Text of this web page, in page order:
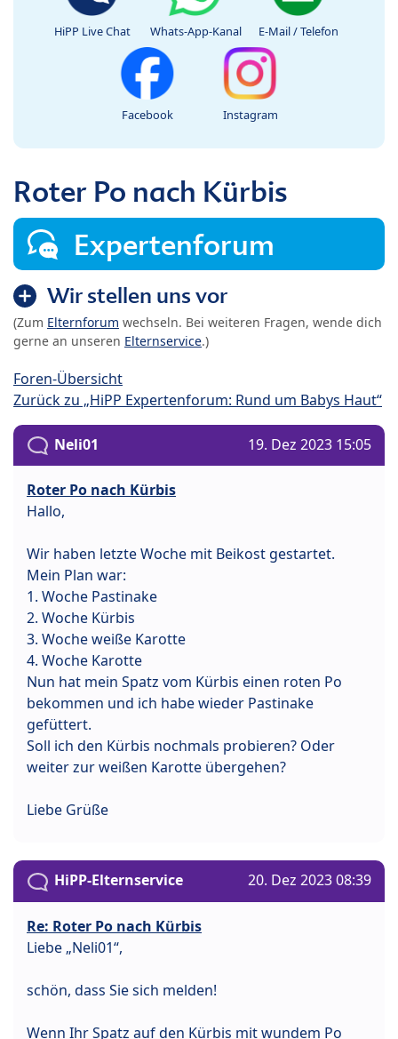
HiPP Live Chat Whats-App-Kanal E-Mail / Telefon
Facebook Instagram
Roter Po nach Kürbis
Expertenforum
Wir stellen uns vor
(Zum Elternforum wechseln. Bei weiteren Fragen, wende dich
gerne an unseren Elternservice.)
Foren-Übersicht
Zurück zu „HiPP Expertenforum: Rund um Babys Haut“
Neli01 19. Dez 2023 15:05
Roter Po nach Kürbis
Hallo,
Wir haben letzte Woche mit Beikost gestartet.
Mein Plan war:
1. Woche Pastinake
2. Woche Kürbis
3. Woche weiße Karotte
4. Woche Karotte
Nun hat mein Spatz vom Kürbis einen roten Po
bekommen und ich habe wieder Pastinake
gefüttert.
Soll ich den Kürbis nochmals probieren? Oder
weiter zur weißen Karotte übergehen?
Liebe Grüße
HiPP-Elternservice 20. Dez 2023 08:39
Re: Roter Po nach Kürbis
Liebe „Neli01“,
schön, dass Sie sich melden!
Wenn Ihr Spatz auf den Kürbis mit wundem Po